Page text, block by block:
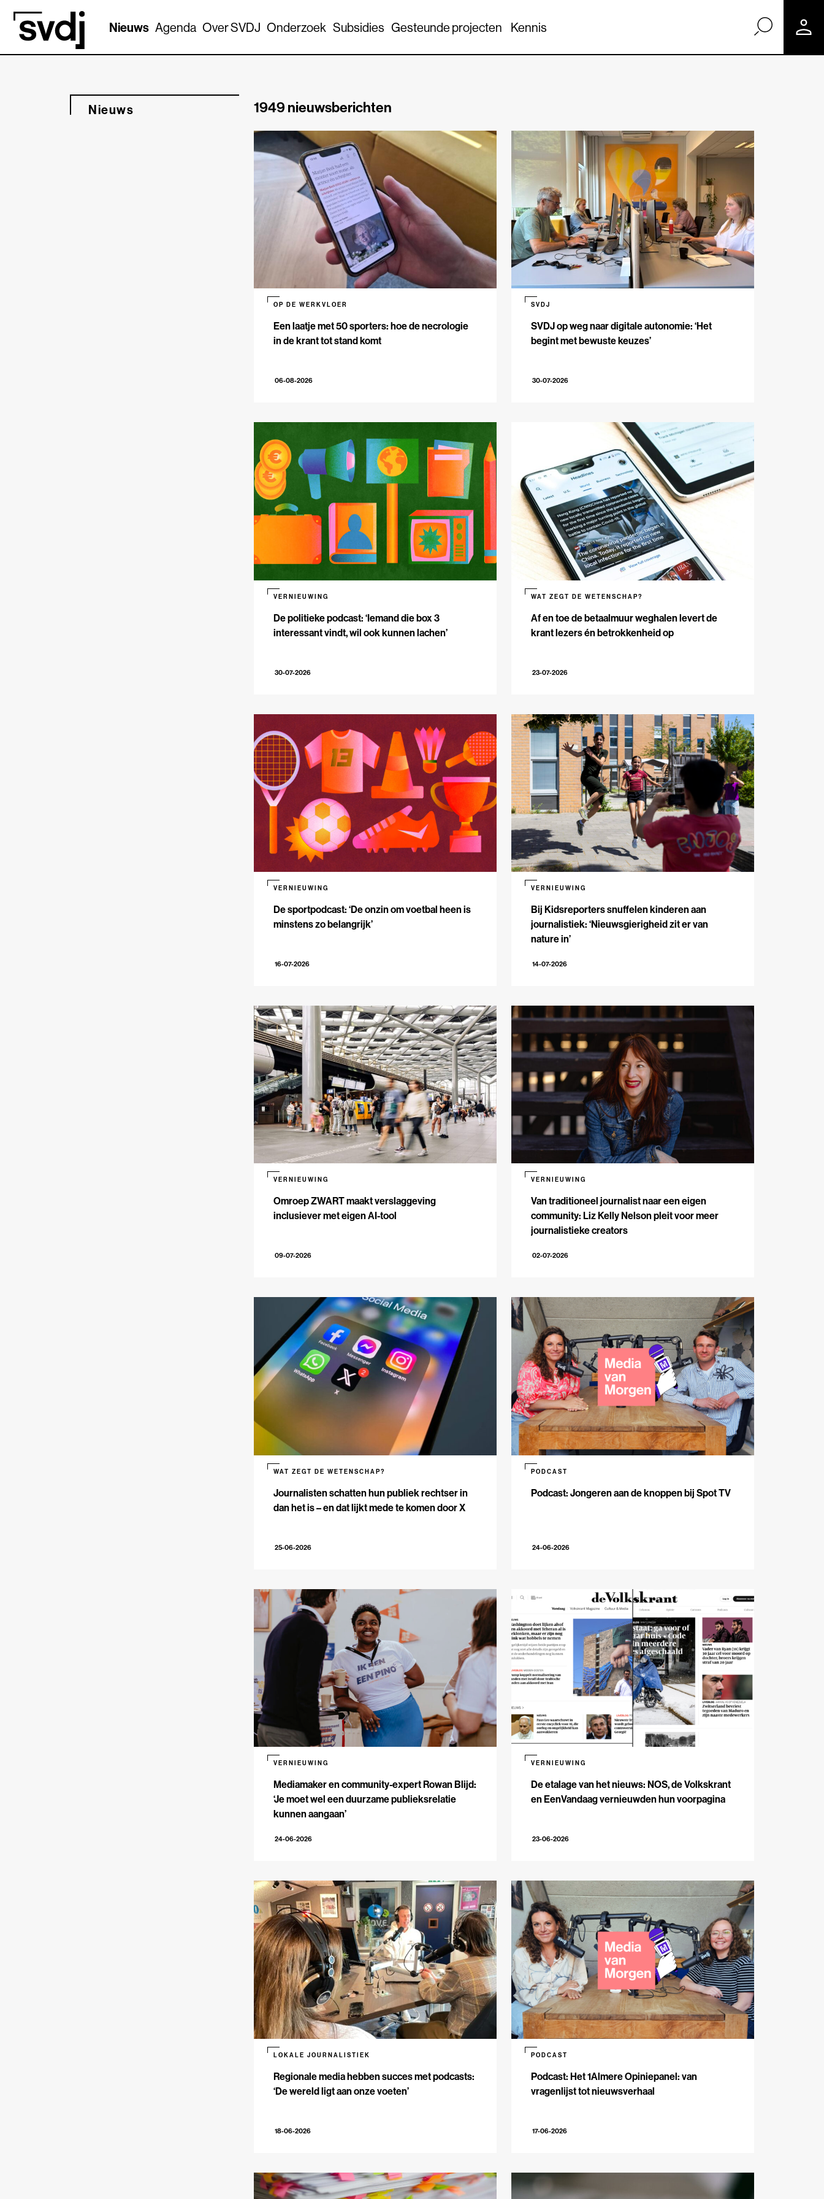
Naar hoofdinhoud
Nieuws Agenda Over SVDJ Onderzoek Subsidies Gesteunde projecten Kennis
Nieuws 1949 nieuwsberichten
Een laatje met 50 sporters: hoe de necrologie
in de krant tot stand komt
OP DE WERKVLOER
06-08-2026
SVDJ op weg naar digitale autonomie: ‘Het
begint met bewuste keuzes’
SVDJ
30-07-2026
De politieke podcast: ‘Iemand die box 3
interessant vindt, wil ook kunnen lachen’
VERNIEUWING
30-07-2026
Af en toe de betaalmuur weghalen levert de
krant lezers én betrokkenheid op
WAT ZEGT DE WETENSCHAP?
23-07-2026
De sportpodcast: ‘De onzin om voetbal heen is
minstens zo belangrijk’
VERNIEUWING
16-07-2026
Bij Kidsreporters snuffelen kinderen aan
journalistiek: ‘Nieuwsgierigheid zit er van
nature in’
VERNIEUWING
14-07-2026
Omroep ZWART maakt verslaggeving
inclusiever met eigen AI-tool
VERNIEUWING
09-07-2026
Van traditioneel journalist naar een eigen
community: Liz Kelly Nelson pleit voor meer
journalistieke creators
VERNIEUWING
02-07-2026
Journalisten schatten hun publiek rechtser in
dan het is – en dat lijkt mede te komen door X
WAT ZEGT DE WETENSCHAP?
25-06-2026
Podcast: Jongeren aan de knoppen bij Spot TV
PODCAST
24-06-2026
Mediamaker en community-expert Rowan Blijd:
‘Je moet wel een duurzame publieksrelatie
kunnen aangaan’
VERNIEUWING
24-06-2026
De etalage van het nieuws: NOS, de Volkskrant
en EenVandaag vernieuwden hun voorpagina
VERNIEUWING
23-06-2026
Regionale media hebben succes met podcasts:
‘De wereld ligt aan onze voeten’
LOKALE JOURNALISTIEK
18-06-2026
Podcast: Het 1Almere Opiniepanel: van
vragenlijst tot nieuwsverhaal
PODCAST
17-06-2026